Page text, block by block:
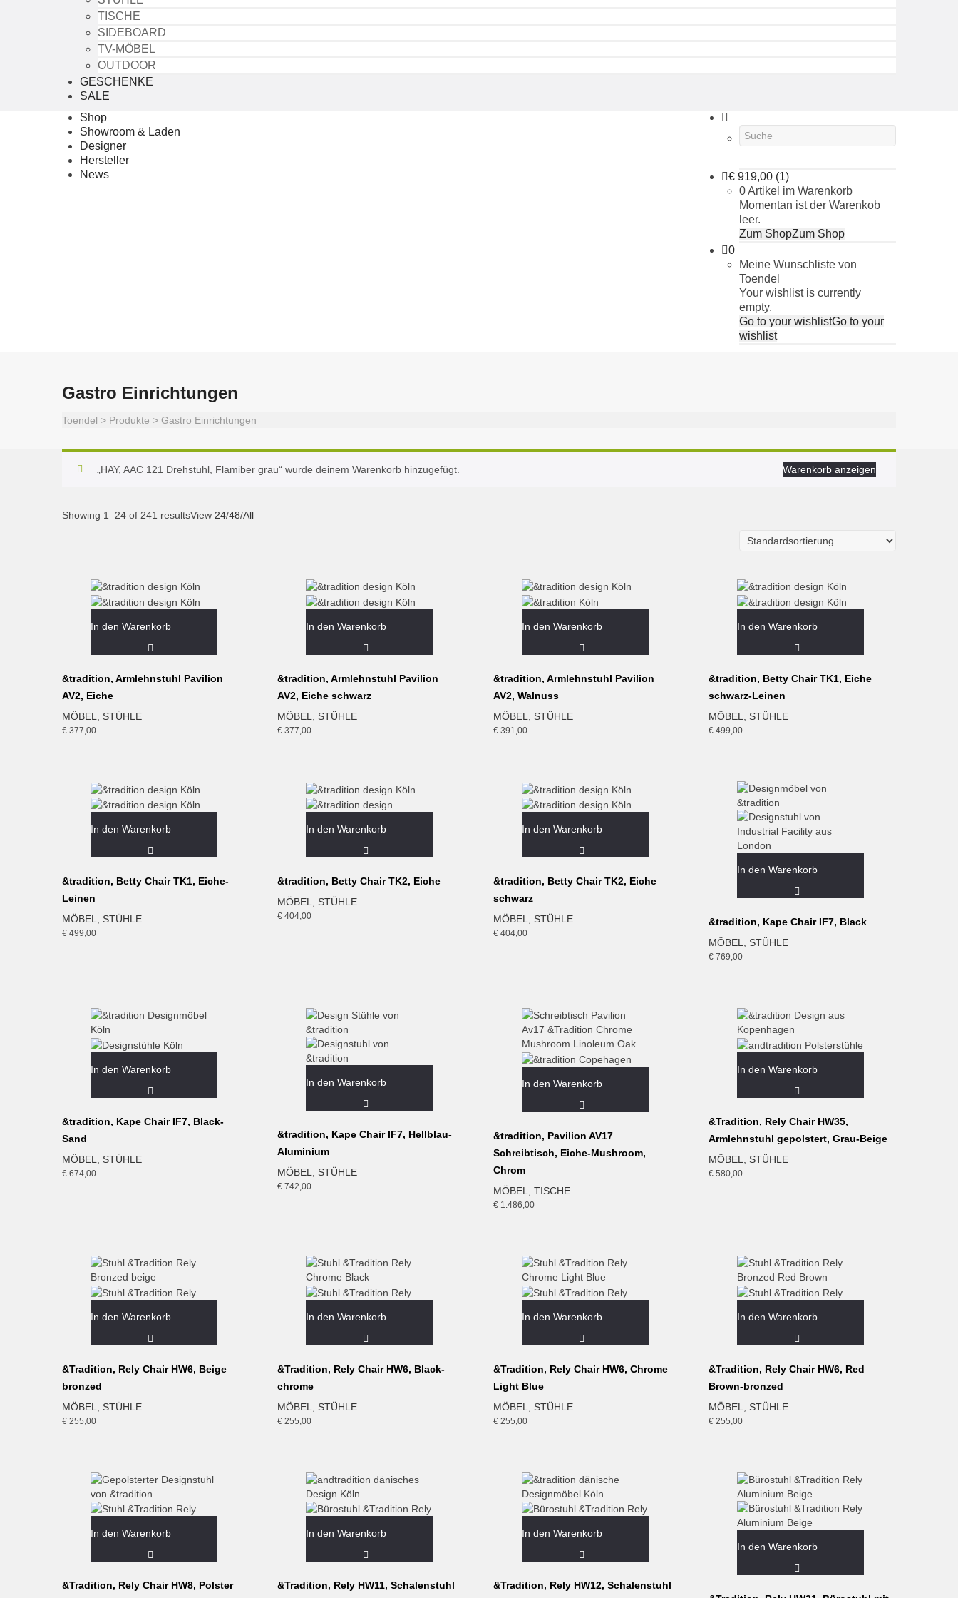
TISCHE
SIDEBOARD
TV-MÖBEL
OUTDOOR
GESCHENKE
SALE
Shop
Showroom & Laden
Designer
Hersteller
News
€ 919,00 (1)
0 Artikel im Warenkorb
Momentan ist der Warenkob
leer.
Zum ShopZum Shop
0
Meine Wunschliste von
Toendel
Your wishlist is currently
empty.
Go to your wishlistGo to your
wishlist
Gastro Einrichtungen
Toendel > Produkte > Gastro Einrichtungen
„HAY, AAC 121 Drehstuhl, Flamiber grau“ wurde deinem Warenkorb hinzugefügt. Warenkorb anzeigen
Showing 1–24 of 241 resultsView 24/48/All
In den Warenkorb
&tradition, Armlehnstuhl Pavilion
AV2, Eiche
MÖBEL
STÜHLE
€ 377,00
In den Warenkorb
&tradition, Armlehnstuhl Pavilion
AV2, Eiche schwarz
MÖBEL
STÜHLE
€ 377,00
In den Warenkorb
&tradition, Armlehnstuhl Pavilion
AV2, Walnuss
MÖBEL
STÜHLE
€391,00
In den Warenkorb
&tradition, Betty Chair TK1, Eiche
schwarz-Leinen
MÖBEL
STÜHLE
€ 499,00
In den Warenkorb
&tradition, Betty Chair TK1, Eiche-
Leinen
MÖBEL
STÜHLE
€ 499,00
In den Warenkorb
&tradition, Betty Chair TK2, Eiche
MÖBEL
STÜHLE
€ 404,00
In den Warenkorb
&tradition, Betty Chair TK2, Eiche
schwarz
MÖBEL
STÜHLE
€404,00
In den Warenkorb
&tradition, Kape Chair IF7, Black
MÖBEL, STÜHLE
€ 769,00
In den Warenkorb
&tradition, Kape Chair IF7, Black-
Sand
MÖBEL
STÜHLE
€ 674,00
In den Warenkorb
&tradition, Kape Chair IF7, Hellblau-
Aluminium
MÖBEL, STÜHLE
€ 742,00
In den Warenkorb
&tradition, Pavilion AV17
Schreibtisch, Eiche-Mushroom,
Chrom
MÖBEL
TISCHE
€1.486,00
In den Warenkorb
&Tradition, Rely Chair HW35,
Armlehnstuhl gepolstert, Grau-Beige
MÖBEL
STÜHLE
€ 580,00
In den Warenkorb
&Tradition, Rely Chair HW6, Beige
bronzed
MÖBEL
STÜHLE
€ 255,00
In den Warenkorb
&Tradition, Rely Chair HW6, Black-
chrome
MÖBEL
STÜHLE
€ 255,00
In den Warenkorb
&Tradition, Rely Chair HW6, Chrome
Light Blue
MÖBEL
STÜHLE
€255,00
In den Warenkorb
&Tradition, Rely Chair HW6, Red
Brown-bronzed
MÖBEL
STÜHLE
€ 255,00
In den Warenkorb
&Tradition, Rely Chair HW8, Polster
In den Warenkorb
&Tradition, Rely HW11, Schalenstuhl
In den Warenkorb
&Tradition, Rely HW12, Schalenstuhl
In den Warenkorb